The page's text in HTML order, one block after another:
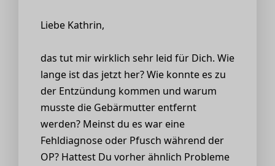
Liebe Kathrin,
das tut mir wirklich sehr leid für Dich. Wie
lange ist das jetzt her? Wie konnte es zu
der Entzündung kommen und warum
musste die Gebärmutter entfernt
werden? Meinst du es war eine
Fehldiagnose oder Pfusch während der
OP? Hattest Du vorher ähnlich Probleme